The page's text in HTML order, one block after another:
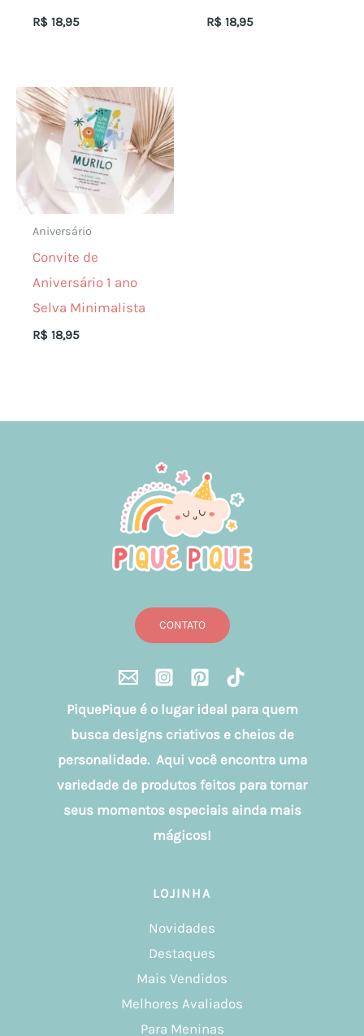
R$ 18,95 R$ 18,95
Aniversário
Convite de
Aniversário 1 ano
Selva Minimalista
R$ 18,95
CONTATO
PiquePique é o lugar ideal para quem
busca designs criativos e cheios de
personalidade. Aqui você encontra uma
variedade de produtos feitos para tornar
seus momentos especiais ainda mais
mágicos!
LOJINHA
Novidades
Destaques
Mais Vendidos
Melhores Avaliados
Para Meninas